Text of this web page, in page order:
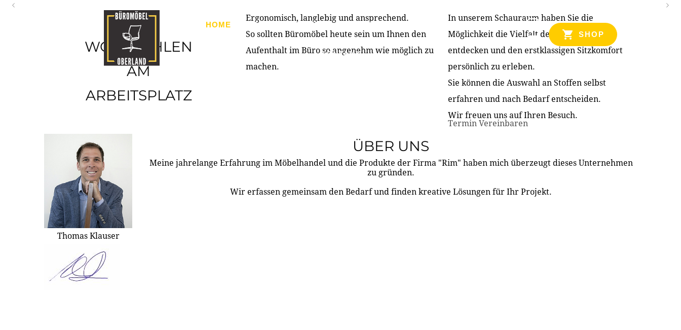
HOME PRODUKTE ÜBER UNS PARTNER & REFERENZEN
KONTAKT
SHOP
WOHLFÜHLEN
AM
ARBEITSPLATZ
Ergonomisch, langlebig und ansprechend.
So sollten Büromöbel heute sein um Ihnen den
Aufenthalt im Büro so angenehm wie möglich zu
machen.
In unserem Schauraum haben Sie die
Möglichkeit die Vielfalt der Produkte zu
entdecken und den erstklassigen Sitzkomfort
persönlich zu erleben.
Sie können die Auswahl an Stoffen selbst
erfahren und nach Bedarf entscheiden.
Wir freuen uns auf Ihren Besuch.
Termin Vereinbaren
Thomas Klauser
ÜBER UNS
Meine jahrelange Erfahrung im Möbelhandel und die Produkte der Firma "Rim" haben mich überzeugt dieses Unternehmen
zu gründen.
Wir erfassen gemeinsam den Bedarf und finden kreative Lösungen für Ihr Projekt.